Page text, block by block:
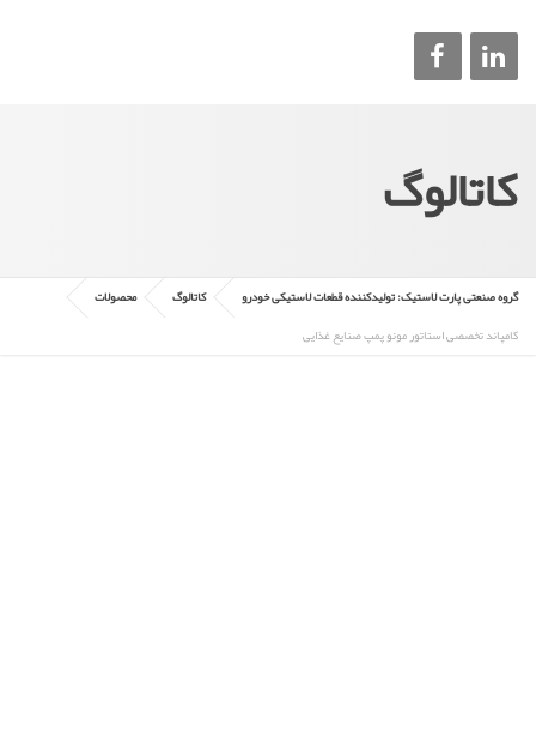
کاتالوگ
گروه صنعتی پارت لاستیک: تولیدکننده قطعات لاستیکی خودرو کاتالوگ
محصولات
کامپاند تخصصی استاتور مونو پمپ صنایع غذایی